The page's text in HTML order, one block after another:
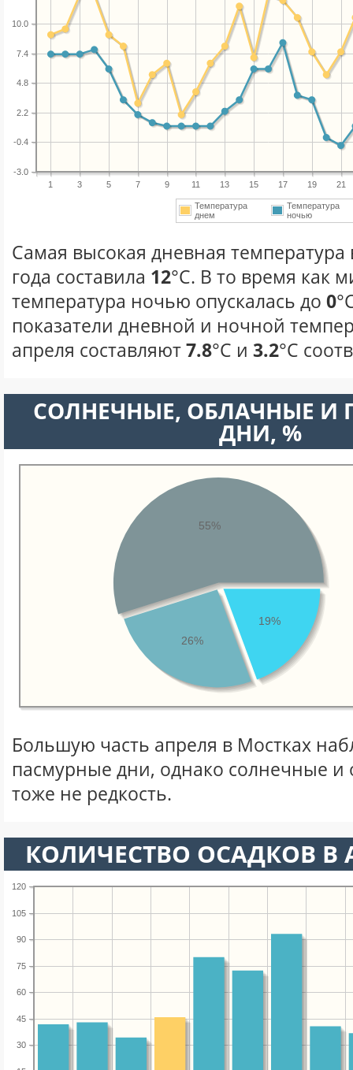
1 3 5 7 9 11 13 15 17 19 21
-3.0
-0.4
2.2
4.8
7.4
10.0
Температура
днем
Температура
ночью
Самая высокая дневная температура
года составила 12°С. В то время как
температура ночью опускалась до 0
показатели дневной и ночной
апреля составляют7.8°С и 3.2°С
CОЛНЕЧНЫЕ, ОБЛАЧНЫЕ И
ДНИ, %
19%
26%
55%
Большую часть апреля в Мостках
пасмурные дни, однако солнечные
тоже не редкость.
КОЛИЧЕСТВО ОСАДКОВ В
30
45
60
75
90
105
120